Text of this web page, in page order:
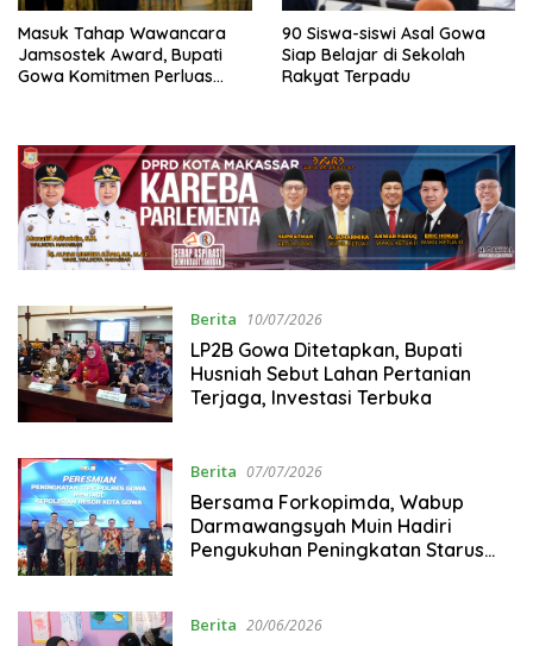
Masuk Tahap Wawancara
Jamsostek Award, Bupati
Gowa Komitmen Perluas
90 Siswa-siswi Asal Gowa
Siap Belajar di Sekolah
Rakyat Terpadu
Berita 10/07/2026
LP2B Gowa Ditetapkan, Bupati
Husniah Sebut Lahan Pertanian
Terjaga, Investasi Terbuka
Berita 07/07/2026
Bersama Forkopimda, Wabup
Darmawangsyah Muin Hadiri
Pengukuhan Peningkatan Starus
Berita 20/06/2026